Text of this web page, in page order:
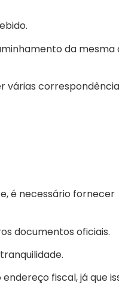
da mesma
várias
é necessário fornecer
documentos oficiais.
fiscal, já que